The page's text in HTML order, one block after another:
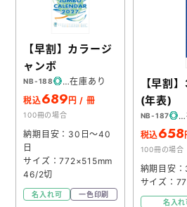
【早割】カラージ
ャンボ
NB-188
在庫あり
税込689 円 / 冊
100冊の場合
納期目安：30日～40
日
サイズ：772×515mm
46/2切
名入れ可 一色印刷
【早割
(年表)
NB-187
税込658
100冊の場合
納期目安
サイズ：
名入れ